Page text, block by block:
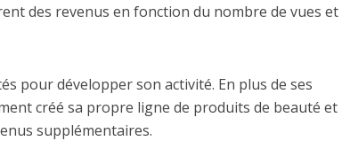
des revenus en fonction du nombre de vues et
pour développer son activité. En plus de ses
créé sa propre ligne de produits de beauté et
supplémentaires.